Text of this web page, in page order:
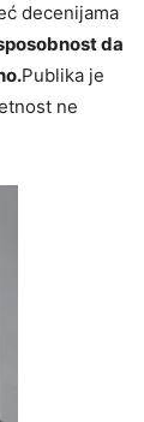
decenijama
da
Publika je
ne